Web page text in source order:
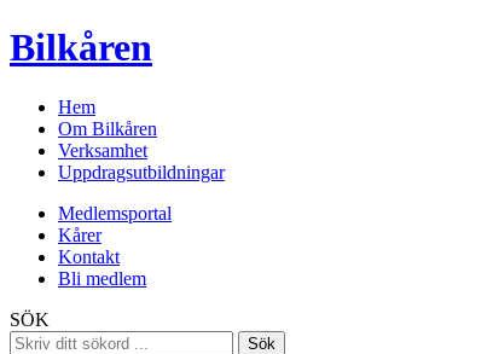
Bilkåren
Hem
Om Bilkåren
Verksamhet
Uppdragsutbildningar
Medlemsportal
Kårer
Kontakt
Bli medlem
SÖK